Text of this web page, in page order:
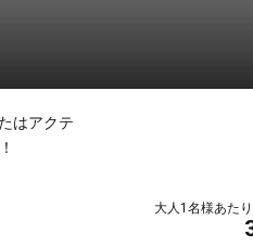
はアクテ
大人1名様あた